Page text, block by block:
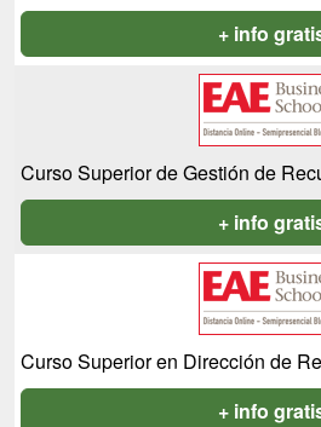
+ info
Curso Superior de Gestión de
+ info
Curso Superior en Dirección de
+ info